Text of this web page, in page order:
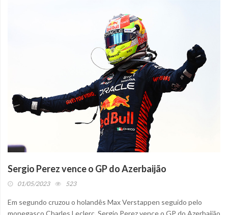
Sergio Perez vence o GP do Azerbaijão
01/05/2023 523
Em segundo cruzou o holandês Max Verstappen seguido pelo
monegasco Charles Leclerc. Sergio Perez vence o GP do Azerbaijão